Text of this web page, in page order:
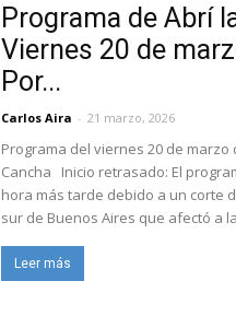
Programa de Abrí
Viernes 20 de
Por...
Carlos Aira - 21 marzo, 2026
Programa del viernes 20 de marzo
Cancha Inicio retrasado: El
hora más tarde debido a un corte
sur de Buenos Aires que afectó a
Leer más